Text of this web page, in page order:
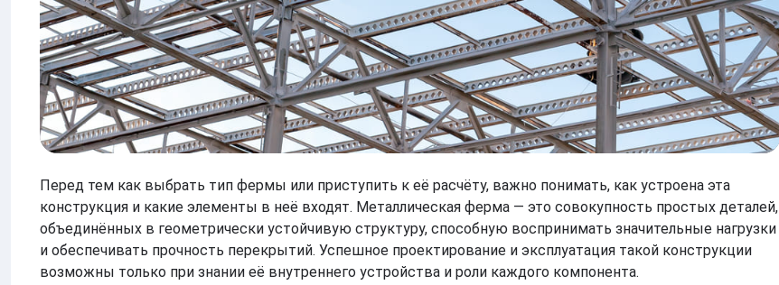
Перед тем как выбрать тип фермы или приступить к её расчёту, важно понимать, как устроена эта
конструкция и какие элементы в неё входят. Металлическая ферма — это совокупность простых деталей,
объединённых в геометрически устойчивую структуру, способную воспринимать значительные нагрузки
и обеспечивать прочность перекрытий. Успешное проектирование и эксплуатация такой конструкции
возможны только при знании её внутреннего устройства и роли каждого компонента.